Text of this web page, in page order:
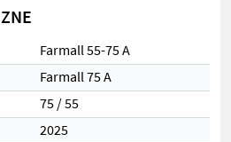
Farmall 55-75 A
Farmall 75 A
75 / 55
2025